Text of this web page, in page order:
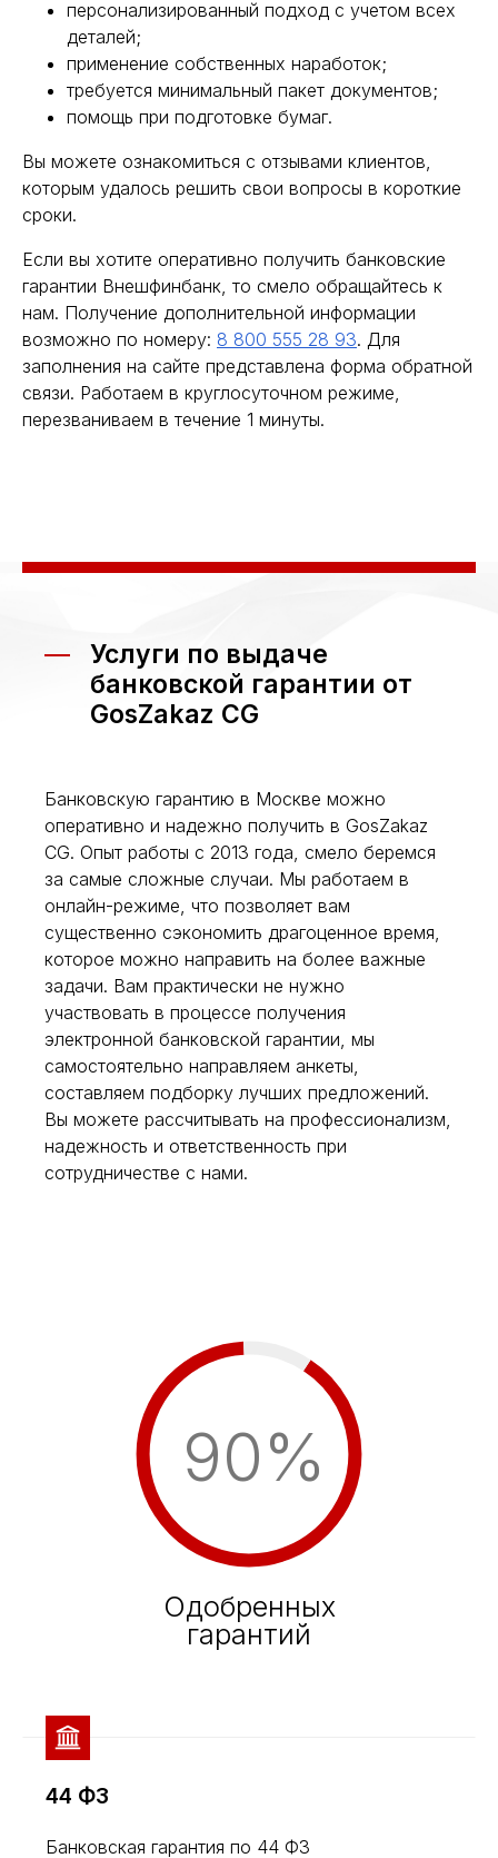
персонализированный подход с учетом всех
деталей;
применение собственных наработок;
требуется минимальный пакет документов;
помощь при подготовке бумаг.
Вы можете ознакомиться с отзывами клиентов,
которым удалось решить свои вопросы в короткие
сроки.
Если вы хотите оперативно получить банковские
гарантии Внешфинбанк, то смело обращайтесь к
нам. Получение дополнительной информации
возможно по номеру: 8 800 555 28 93. Для
заполнения на сайте представлена форма обратной
связи. Работаем в круглосуточном режиме,
перезваниваем в течение 1 минуты.
Услуги по выдаче
банковской гарантии от
GosZakaz CG
Банковскую гарантию в Москве можно
оперативно и надежно получить в GosZakaz
CG. Опыт работы с 2013 года, смело беремся
за самые сложные случаи. Мы работаем в
онлайн-режиме, что позволяет вам
существенно сэкономить драгоценное время,
которое можно направить на более важные
задачи. Вам практически не нужно
участвовать в процессе получения
электронной банковской гарантии, мы
самостоятельно направляем анкеты,
составляем подборку лучших предложений.
Вы можете рассчитывать на профессионализм,
надежность и ответственность при
сотрудничестве с нами.
90%
Одобренных
гарантий
44 ФЗ
Банковская гарантия по 44 ФЗ